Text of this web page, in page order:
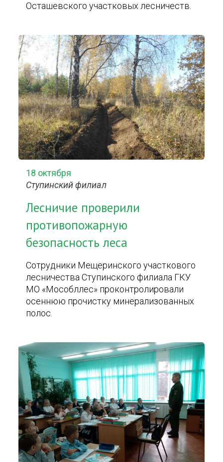
Осташевского участковых лесничеств.
18 октября
Ступинский филиал
Лесничие проверили
противопожарную
безопасность леса
Сотрудники Мещеринского участкового
лесничества Ступинского филиала ГКУ
МО «Мособллес» проконтролировали
осеннюю прочистку минерализованных
полос.